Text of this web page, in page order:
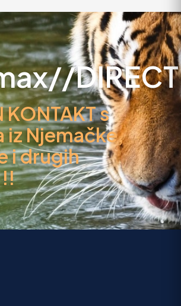
DIRECT
KONTAKT s
iz Njemačke,
i drugih